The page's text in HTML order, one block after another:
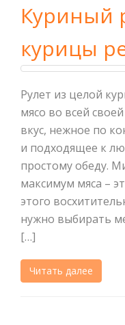
Куриный
курицы
Рулет из целой
мясо во всей
вкус, нежное по
и подходящее к
простому обеду.
максимум мяса –
этого
нужно выбирать
[…]
Читать далее